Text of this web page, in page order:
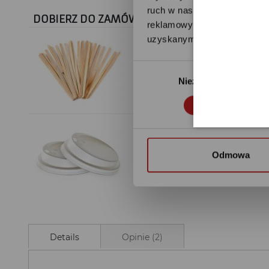
ruch w naszej witrynie.
reklamowym i
uzyskanymi podczas
Niezbędne
Odmowa
DOBIERZ DO ZAMÓWIENIA:
Wieczka białe do
Details Opinie 2